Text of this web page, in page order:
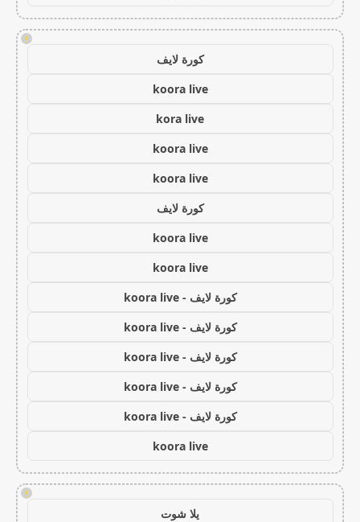
!
كورة لايف
koora live
kora live
koora live
koora live
كورة لايف
koora live
koora live
كورة لايف - koora live
كورة لايف - koora live
كورة لايف - koora live
كورة لايف - koora live
كورة لايف - koora live
koora live
!
يلا شوت